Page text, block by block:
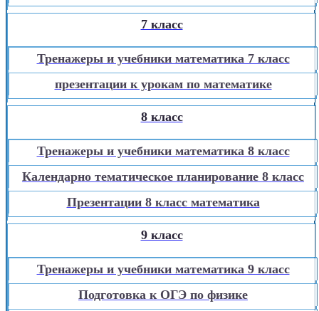
7 класс
Тренажеры и учебники математика 7 класс
презентации к урокам по математике
8 класс
Тренажеры и учебники математика 8 класс
Календарно тематическое планирование 8 класс
Презентации 8 класс математика
9 класс
Тренажеры и учебники математика 9 класс
Подготовка к ОГЭ по физике